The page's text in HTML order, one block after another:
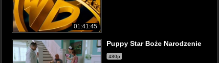
01:41:45
Puppy Star Boże Narodzenie
480p